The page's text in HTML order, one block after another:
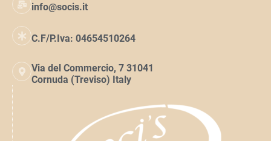
info@socis.it
C.F/P.Iva: 04654510264
Via del Commercio, 7 31041
Cornuda (Treviso) Italy